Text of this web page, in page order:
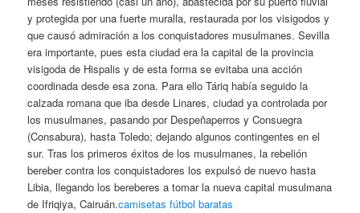
y protegida por una fuerte muralla, restaurada por los visigodos y
que causó admiración a los conquistadores musulmanes. Sevilla
era importante, pues esta ciudad era la capital de la provincia
visigoda de Hispalis y de esta forma se evitaba una acción
coordinada desde esa zona. Para ello Táriq había seguido la
calzada romana que iba desde Linares, ciudad ya controlada por
los musulmanes, pasando por Despeñaperros y Consuegra
(Consabura), hasta Toledo; dejando algunos contingentes en el
sur. Tras los primeros éxitos de los musulmanes, la rebelión
bereber contra los conquistadores los expulsó de nuevo hasta
Libia, llegando los bereberes a tomar la nueva capital musulmana
de Ifriqiya, Cairuán.camisetas fútbol baratas